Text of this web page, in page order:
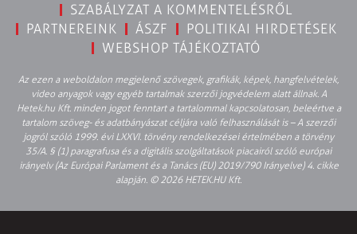
SZABÁLYZAT A KOMMENTELÉSRŐL
PARTNEREINK
ÁSZF
POLITIKAI HIRDETÉSEK
WEBSHOP TÁJÉKOZTATÓ
Az ezen a weboldalon megjelenő szövegek, grafikák, képek, hangfelvételek,
video anyagok vagy egyéb tartalmak szerzői jogvédelem alatt állnak. A
Hetek.hu Kft. minden jogot fenntart a tartalommal kapcsolatosan, beleértve a
tartalom szöveg- és adatbányászat céljára való felhasználását is – A szerzői
jogról szóló 1999. évi LXXVI. törvény rendelkezései értelmében a törvény
35/A. § (1) paragrafusa és a digitális szolgáltatások piacairól szóló európai
irányelv (Az Európai Parlament és a Tanács (EU) 2019/790 Irányelve) 4. cikke
alapján. © 2026 HETEK.HU Kft.